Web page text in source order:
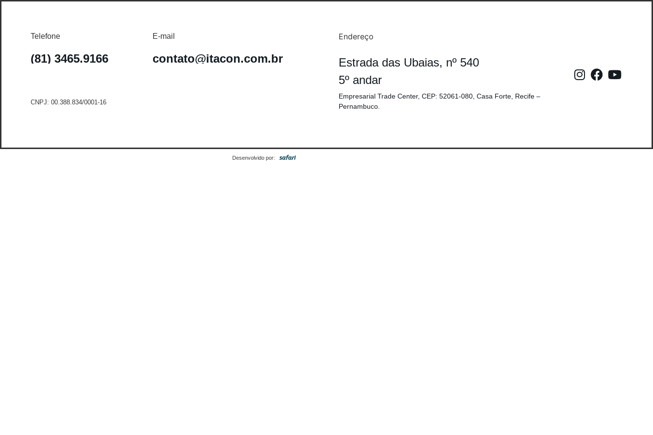
Telefone
(81) 3465.9166
CNPJ: 00.388.834/0001-16
E-mail
contato@itacon.com.br
Endereço
Estrada das Ubaias, nº 540
5º andar
Empresarial Trade Center, CEP: 52061-080, Casa Forte, Recife –
Pernambuco.
Desenvolvido por: